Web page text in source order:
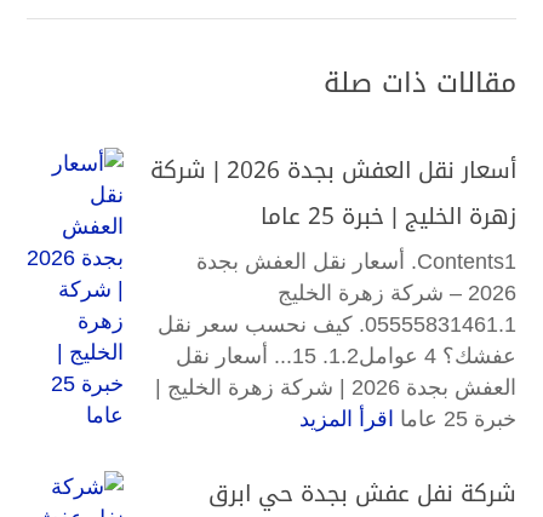
مقالات ذات صلة
أسعار نقل العفش بجدة 2026 | شركة
زهرة الخليج | خبرة 25 عاما
Contents1. أسعار نقل العفش بجدة
2026 – شركة زهرة الخليج
05555831461.1. كيف نحسب سعر نقل
عفشك؟ 4 عوامل1.2. 15... أسعار نقل
العفش بجدة 2026 | شركة زهرة الخليج |
خبرة 25 عاما
اقرأ المزيد
شركة نفل عفش بجدة حي ابرق